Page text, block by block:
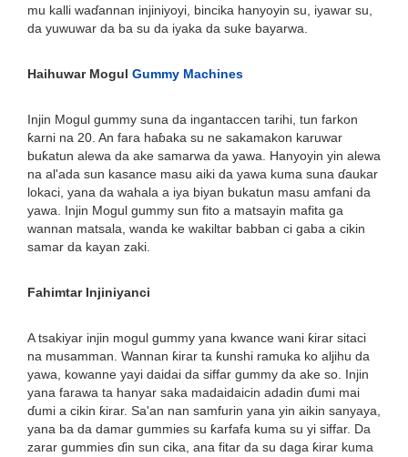
mu kalli waɗannan injiniyoyi, bincika hanyoyin su, iyawar su,
da yuwuwar da ba su da iyaka da suke bayarwa.
Haihuwar Mogul Gummy Machines
Injin Mogul gummy suna da ingantaccen tarihi, tun farkon
ƙarni na 20. An fara haɓaka su ne sakamakon karuwar
buƙatun alewa da ake samarwa da yawa. Hanyoyin yin alewa
na al'ada sun kasance masu aiki da yawa kuma suna ɗaukar
lokaci, yana da wahala a iya biyan bukatun masu amfani da
yawa. Injin Mogul gummy sun fito a matsayin mafita ga
wannan matsala, wanda ke wakiltar babban ci gaba a cikin
samar da kayan zaki.
Fahimtar Injiniyanci
A tsakiyar injin mogul gummy yana kwance wani ƙirar sitaci
na musamman. Wannan ƙirar ta ƙunshi ramuka ko aljihu da
yawa, kowanne yayi daidai da siffar gummy da ake so. Injin
yana farawa ta hanyar saka madaidaicin adadin ɗumi mai
ɗumi a cikin ƙirar. Sa'an nan samfurin yana yin aikin sanyaya,
yana ba da damar gummies su ƙarfafa kuma su yi siffar. Da
zarar gummies ɗin sun cika, ana fitar da su daga ƙirar kuma